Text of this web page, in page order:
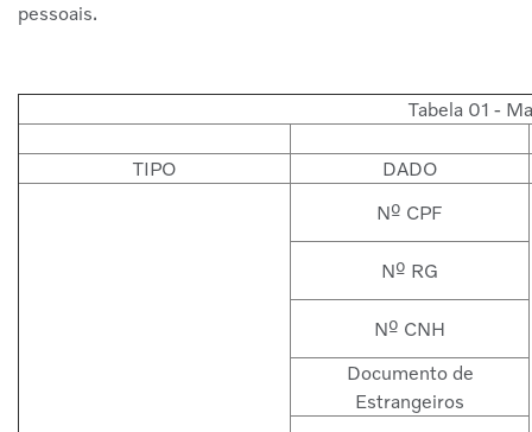
pessoais.
Tabela 01 -
TIPO DADO
Nº CPF
Nº RG
Nº CNH
Documento de
Estrangeiros